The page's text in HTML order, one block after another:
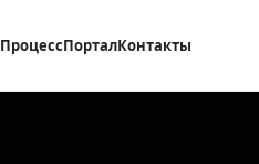
ПроцессПорталКонтакты